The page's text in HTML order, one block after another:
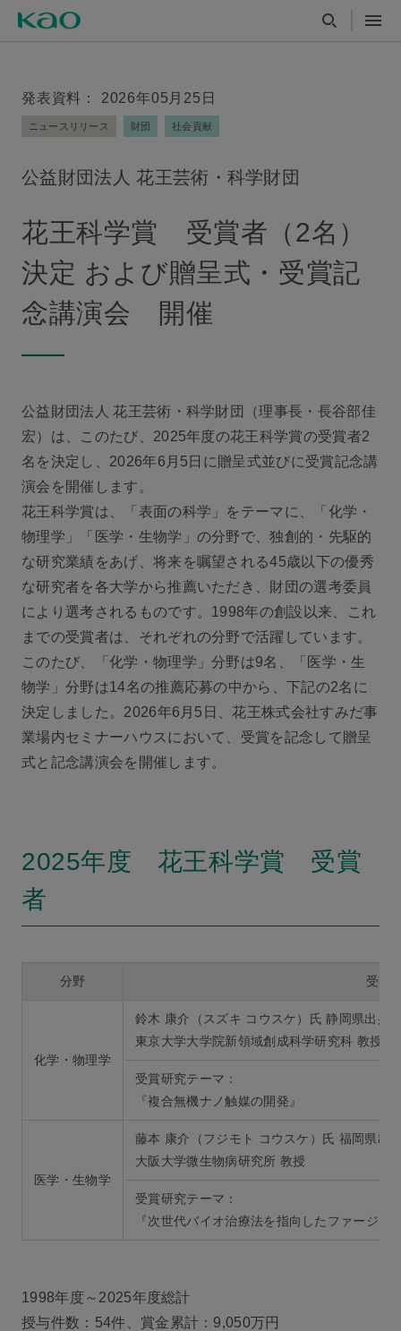
発表資料： 2026年05月25日
ニュースリリース 財団 社会貢献
公益財団法人 花王芸術・科学財団
花王科学賞 受賞者（2名）
決定 および贈呈式・受賞記
念講演会 開催
公益財団法人 花王芸術・科学財団（理事長・長谷部佳
宏）は、このたび、2025年度の花王科学賞の受賞者2
名を決定し、2026年6月5日に贈呈式並びに受賞記念講
演会を開催します。
花王科学賞は、「表面の科学」をテーマに、「化学・
物理学」「医学・生物学」の分野で、独創的・先駆的
な研究業績をあげ、将来を嘱望される45歳以下の優秀
な研究者を各大学から推薦いただき、財団の選考委員
により選考されるものです。1998年の創設以来、これ
までの受賞者は、それぞれの分野で活躍しています。
このたび、「化学・物理学」分野は9名、「医学・生
物学」分野は14名の推薦応募の中から、下記の2名に
決定しました。2026年6月5日、花王株式会社すみだ事
業場内セミナーハウスにおいて、受賞を記念して贈呈
式と記念講演会を開催します。
2025年度 花王科学賞 受賞
者
分野 受賞
化学・物理学
鈴木 康介（スズキ コウスケ）氏 静岡県出身
東京大学大学院新領域創成科学研究科 教授
受賞研究テーマ：
『複合無機ナノ触媒の開発』
医学・生物学
藤本 康介（フジモト コウスケ）氏 福岡県出
大阪大学微生物病研究所 教授
受賞研究テーマ：
『次世代バイオ治療法を指向したファージ
1998年度～2025年度総計
授与件数：54件、賞金累計：9,050万円